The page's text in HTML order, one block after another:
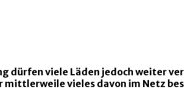
dürfen viele Läden jedoch weiter
mittlerweile vieles davon im Netz